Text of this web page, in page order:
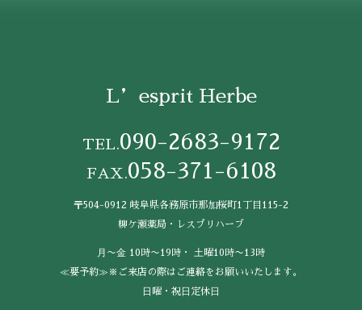
L’esprit Herbe
TEL.090-2683-9172
FAX.058-371-6108
〒504-0912 岐阜県各務原市那加桜町1丁目115-2
柳ケ瀬薬局・レスプリハーブ
⽉〜⾦ 10時〜19時・ ⼟曜10時〜13時
≪要予約≫※ご来店の際はご連絡をお願いいたします。
⽇曜・祝⽇定休⽇